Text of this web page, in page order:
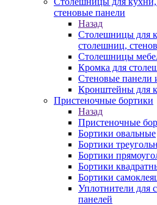
стеновые панели
Назад
Столешницы для
столешниц,
Столешницы
Кромка для
Стеновые
Кронштейны для
Пристеночные бортики
Назад
Пристеночные
Бортики овальные
Бортики
Бортики
Бортики
Бортики
Уплотнители для
панелей